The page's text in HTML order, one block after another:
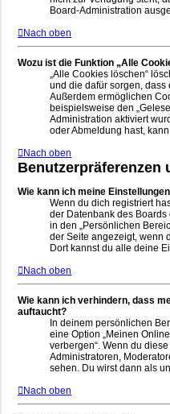
Board-Administration
Nach oben
Wozu ist die Funktion „Alle
„Alle Cookies löschen“
und die dafür sorgen,
Außerdem ermöglichen
beispielsweise den
Administration aktiviert
oder Abmeldung hast,
Nach oben
Benutzerpräferenzen
Wie kann ich meine
Wenn du dich registriert
der Datenbank des
in den „Persönlichen
der Seite angezeigt, wenn
Dort kannst du alle deine
Nach oben
Wie kann ich verhindern, dass
auftaucht?
In deinem persönlichen
eine Option „Meinen
verbergen“. Wenn du
Administratoren,
sehen. Du wirst dann als
Nach oben